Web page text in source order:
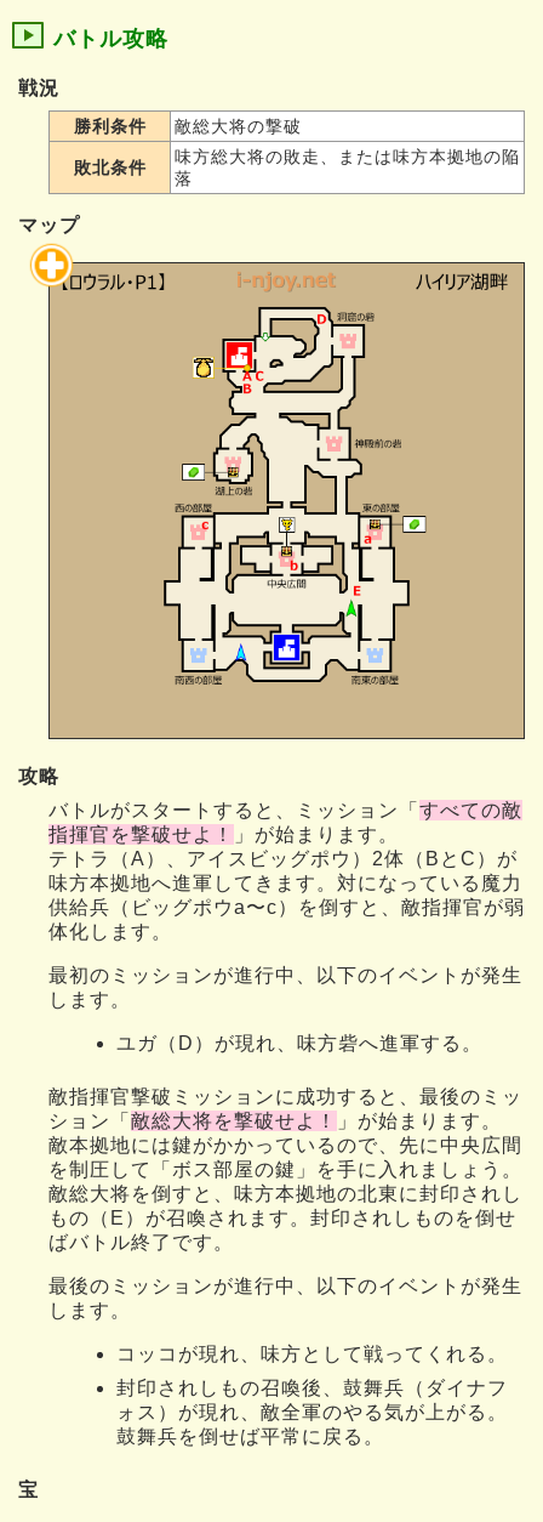
バトル攻略
戦況
勝利条件 敵総大将の撃破
敗北条件
味方総大将の敗走、または味方本拠地の陥
落
マップ
攻略
バトルがスタートすると、ミッション「 すべての敵
指揮官を撃破せよ！
」が始まります。
テトラ（A）、アイスビッグポウ）2体（BとC）が
味方本拠地へ進軍してきます。対になっている魔力
供給兵（ビッグポウa〜c）を倒すと、敵指揮官が弱
体化します。
最初のミッションが進行中、以下のイベントが発生
します。
ユガ（D）が現れ、味方砦へ進軍する。
敵指揮官撃破ミッションに成功すると、最後のミッ
ション「 敵総大将を撃破せよ！
」が始まります。
敵本拠地には鍵がかかっているので、先に中央広間
を制圧して「ボス部屋の鍵」を手に入れましょう。
敵総大将を倒すと、味方本拠地の北東に封印されし
もの（E）が召喚されます。封印されしものを倒せ
ばバトル終了です。
最後のミッションが進行中、以下のイベントが発生
します。
コッコが現れ、味方として戦ってくれる。
封印されしもの召喚後、鼓舞兵（ダイナフ
ォス）が現れ、敵全軍のやる気が上がる。
鼓舞兵を倒せば平常に戻る。
宝